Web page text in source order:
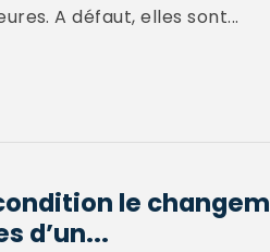
A défaut, elles sont...
le
d’un...